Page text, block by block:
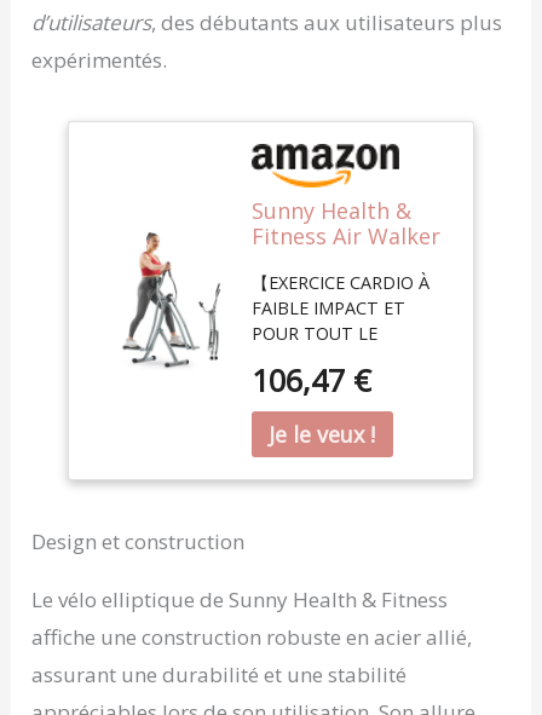
d’utilisateurs, des débutants aux utilisateurs plus
expérimentés.
Sunny Health &
Fitness Air Walker
Trainer Corps
Entier
【EXERCICE CARDIO À
FAIBLE IMPACT ET
POUR TOUT LE
l'expérience d'un
entraînement doux mais
efficace qui minimise le
stress sur vos
articulations. L'elliptique
les bras, les jambes et le
tronc, parfaite pour tous
les niveaux de forme
physique et tous les
âges. 【MOUVEMENT
106,47 €
Design et construction
Le vélo elliptique de Sunny Health & Fitness
affiche une construction robuste en acier allié,
assurant une durabilité et une stabilité